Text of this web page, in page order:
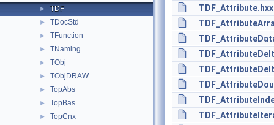
► TDF
► TDocStd
► TFunction
► TNaming
► TObj
► TObjDRAW
► TopAbs
► TopBas
► TopCnx
TDF_Attribute.hxx